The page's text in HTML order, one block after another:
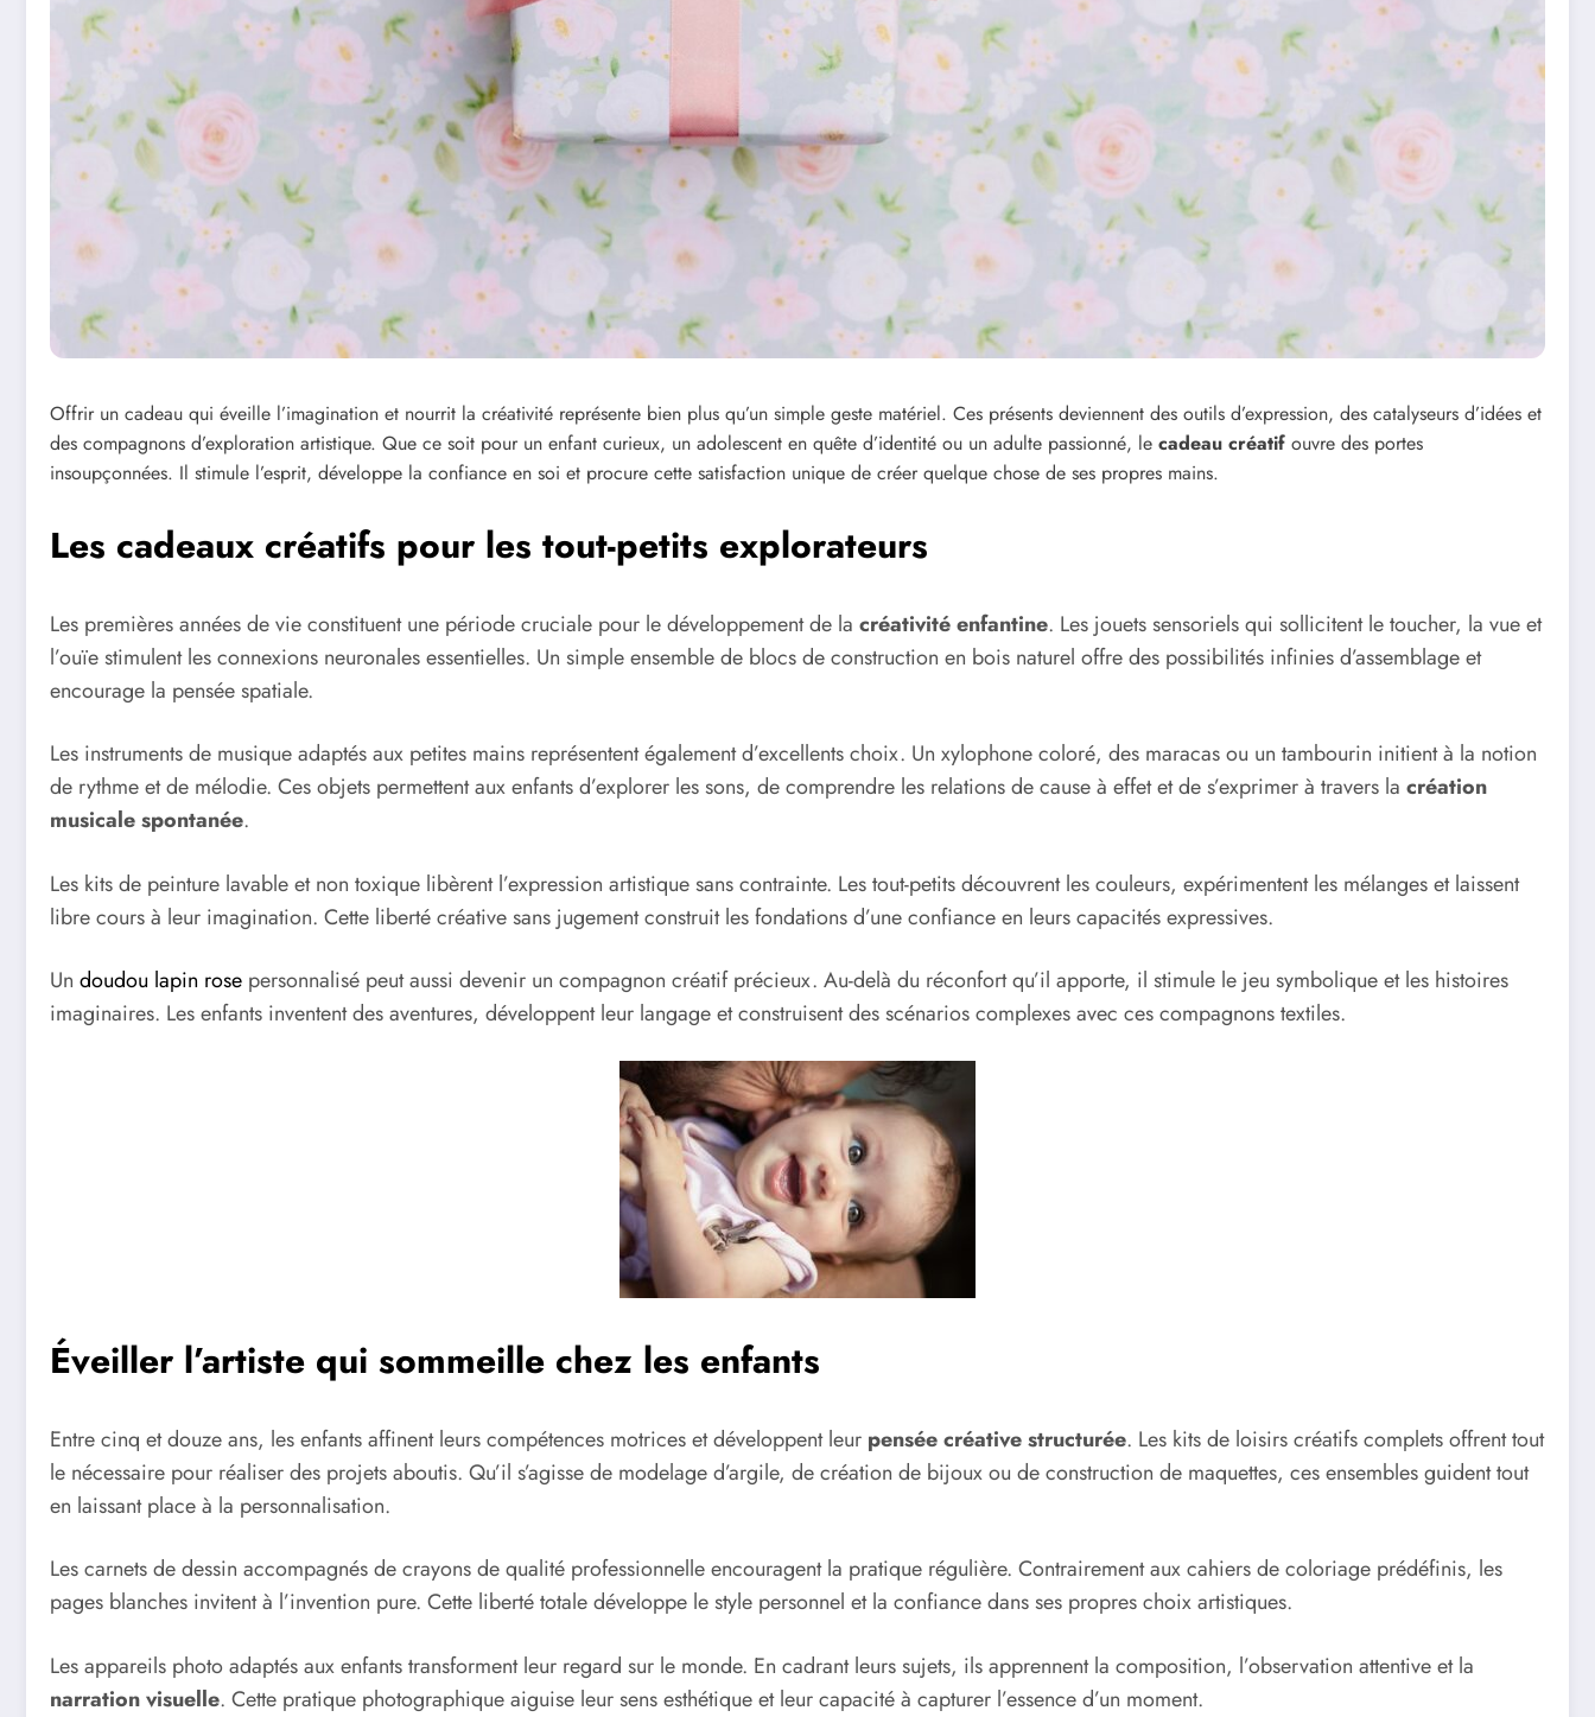
Offrir un cadeau qui éveille l’imagination et nourrit la créativité représente bien plus qu’un simple geste matériel. Ces présents deviennent des outils d’expression, des catalyseurs d’idées et
des compagnons d’exploration artistique. Que ce soit pour un enfant curieux, un adolescent en quête d’identité ou un adulte passionné, le cadeau créatif ouvre des portes
insoupçonnées. Il stimule l’esprit, développe la confiance en soi et procure cette satisfaction unique de créer quelque chose de ses propres mains.
Les cadeaux créatifs pour les tout-petits explorateurs
Les premières années de vie constituent une période cruciale pour le développement de la créativité enfantine. Les jouets sensoriels qui sollicitent le toucher, la vue et
l’ouïe stimulent les connexions neuronales essentielles. Un simple ensemble de blocs de construction en bois naturel offre des possibilités infinies d’assemblage et
encourage la pensée spatiale.
Les instruments de musique adaptés aux petites mains représentent également d’excellents choix. Un xylophone coloré, des maracas ou un tambourin initient à la notion
de rythme et de mélodie. Ces objets permettent aux enfants d’explorer les sons, de comprendre les relations de cause à effet et de s’exprimer à travers la création
musicale spontanée.
Les kits de peinture lavable et non toxique libèrent l’expression artistique sans contrainte. Les tout-petits découvrent les couleurs, expérimentent les mélanges et laissent
libre cours à leur imagination. Cette liberté créative sans jugement construit les fondations d’une confiance en leurs capacités expressives.
Un doudou lapin rose personnalisé peut aussi devenir un compagnon créatif précieux. Au-delà du réconfort qu’il apporte, il stimule le jeu symbolique et les histoires
imaginaires. Les enfants inventent des aventures, développent leur langage et construisent des scénarios complexes avec ces compagnons textiles.
Éveiller l’artiste qui sommeille chez les enfants
Entre cinq et douze ans, les enfants affinent leurs compétences motrices et développent leur pensée créative structurée. Les kits de loisirs créatifs complets offrent tout
le nécessaire pour réaliser des projets aboutis. Qu’il s’agisse de modelage d’argile, de création de bijoux ou de construction de maquettes, ces ensembles guident tout
en laissant place à la personnalisation.
Les carnets de dessin accompagnés de crayons de qualité professionnelle encouragent la pratique régulière. Contrairement aux cahiers de coloriage prédéfinis, les
pages blanches invitent à l’invention pure. Cette liberté totale développe le style personnel et la confiance dans ses propres choix artistiques.
Les appareils photo adaptés aux enfants transforment leur regard sur le monde. En cadrant leurs sujets, ils apprennent la composition, l’observation attentive et la
narration visuelle. Cette pratique photographique aiguise leur sens esthétique et leur capacité à capturer l’essence d’un moment.